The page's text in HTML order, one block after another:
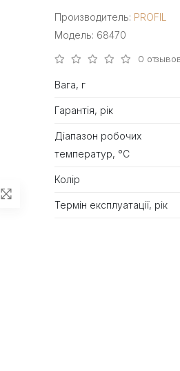
Производитель: PROFIL
Модель: 68470
0
Вага, г
Гарантія, рік
Діапазон робочих
температур, °С
Колір
Термін експлуатації, рік